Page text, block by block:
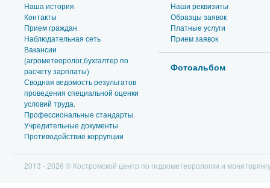
Наша история
Контакты
Прием граждан
Наблюдательная сеть
Вакансии
(агрометеоролог,бухгалтер по
расчету зарплаты)
Сводная ведомость результатов
проведения специальной оценки
условий труда.
Профессиональные стандарты.
Учредительные документы
Противодействие коррупции
Наши реквизиты
Образцы заявок
Платные услуги
Прием заявок
Фотоальбом
2013 - 2026 © Костромской центр по гидрометеорологии и